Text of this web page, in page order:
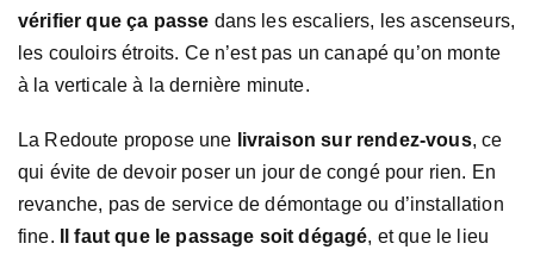
vérifier que ça passe dans les escaliers, les ascenseurs,
les couloirs étroits. Ce n’est pas un canapé qu’on monte
à la verticale à la dernière minute.
La Redoute propose une livraison sur rendez-vous, ce
qui évite de devoir poser un jour de congé pour rien. En
revanche, pas de service de démontage ou d’installation
fine.
Il faut que le passage soit dégagé, et que le lieu